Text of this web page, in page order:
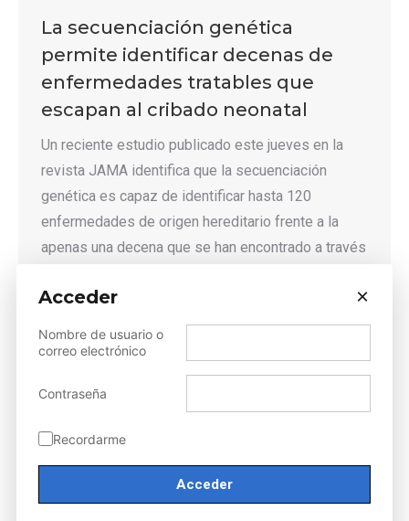
La secuenciación genética
permite identificar decenas de
enfermedades tratables que
escapan al cribado neonatal
Un reciente estudio publicado este jueves en la
revista JAMA identifica que la secuenciación
genética es capaz de identificar hasta 120
enfermedades de origen hereditario frente a la
apenas una decena que se han encontrado a través
El País Belén Pérez, vicepresidenta de la AEGH,…
Detalles
Bolsa de viaje XVI Jornada de
Actualización en Genética
Humana
Estimado/a socio/a, Con motivo de la próxima
Acceder ×
Nombre de usuario o
correo electrónico
Contraseña
Recordarme